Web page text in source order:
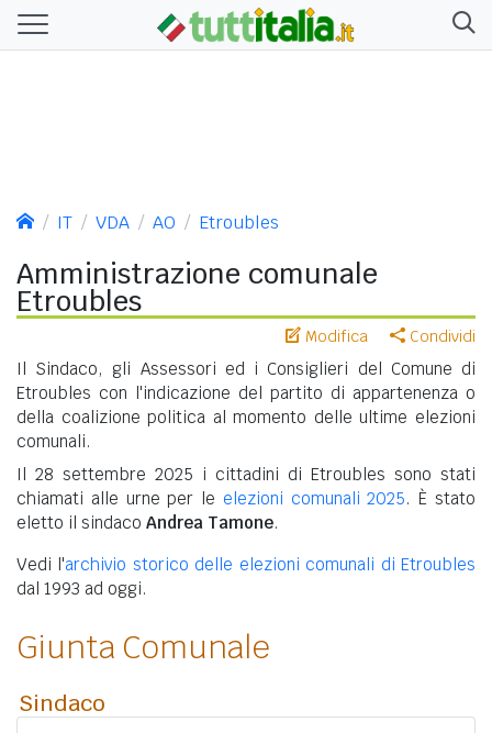
IT VDA AO Etroubles
Amministrazione comunale
Etroubles
Modifica Condividi
Il Sindaco, gli Assessori ed i Consiglieri del Comune di
Etroubles con l'indicazione del partito di appartenenza o
della coalizione politica al momento delle ultime elezioni
comunali.
Il 28 settembre 2025 i cittadini di Etroubles sono stati
chiamati alle urne per le elezioni comunali 2025. È stato
eletto il sindaco Andrea Tamone.
Vedi l'archivio storico delle elezioni comunali di Etroubles
dal 1993 ad oggi.
Giunta Comunale
Sindaco